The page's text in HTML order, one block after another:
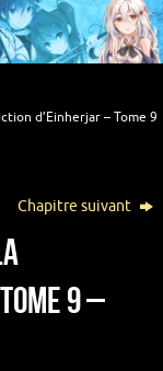
d’Einherjar – Tome 9
Chapitre suivant
9 –